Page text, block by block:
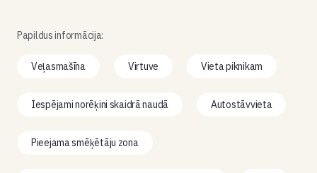
Papildus informācija:
Veļasmašīna Virtuve Vieta piknikam
Iespējami norēķini skaidrā naudā Autostāvvieta
Pieejama smēķētāju zona